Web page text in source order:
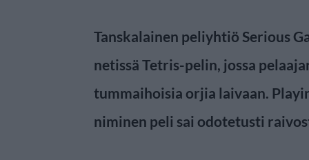
Tanskalainen peliyhtiö Serious
netissä Tetris-pelin, jossa
tummaihoisia orjia laivaan.
niminen peli sai odotetusti